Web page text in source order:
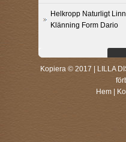
Helkropp Naturligt
Klänning Form Dario
Kopiera © 2017 | LILLA
Hem|